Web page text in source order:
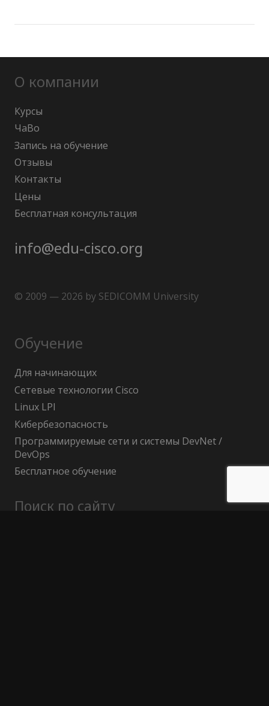
О компании
Курсы
ЧаВо
Запись на обучение
Отзывы
Контакты
Цены
Бесплатная консультация
info@edu-cisco.org
© 2009 — 2026 by SEDICOMM University
Обучение
Для начинающих
Сетевые технологии Cisco
Linux LPI
Кибербезопасность
Программируемые сети и системы DevNet /
DevOps
Бесплатное обучение
Поиск по сайту